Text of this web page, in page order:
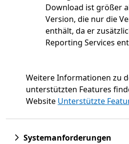
Download ist größer
Version, die nur die
enthält, da er
Reporting Services
Weitere Informationen zu
unterstützten Features
Website Unterstützte
Systemanforderungen